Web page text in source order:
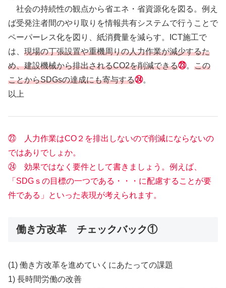
社会の持続性の観点から省エネ・省資源化を図る。例え
ば受発注者間のやり取りを情報共有システムで行うことで
ペーパーレス化を図り、紙消費量を減らす。ICT施工で
は、 現場の丁張設置や重機周りの人力作業が減少するた
め、建設機械から排出されるCO2を削減できる㉓。 この
ことからSDGsの達成にも寄与する㉔。
以上
㉓ 人力作業はCO２を排出しないので削減にならないの
ではありでしょか。
㉔ 効果ではなく要件として書きましょう。例えば、
「SDGｓの目標の一つである・・・に配慮することが要
件である」といった表現が考えられます。
働き方改革 チェックバック①
(1) 働き方改革を進めていくにあたっての課題
1) 長時間労働の改善